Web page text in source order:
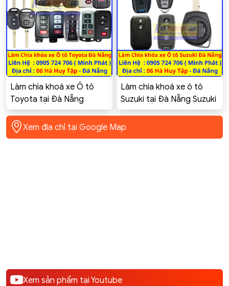
Làm chìa khoá xe Ô tô
Toyota tại Đà Nẵng
Toyota Innova, Altis,
Corolla Cross, Vios, Yaris,
Camry, Hilux, Fortuner,
Làm chìa khoá xe ô tô
Suzuki tại Đà Nẵng Suzuki
Swift Celerio Ciaz Ertiga
XL7 GSX-R150
Xem địa chỉ tại Google Map
Xem sản phẩm tại Youtube